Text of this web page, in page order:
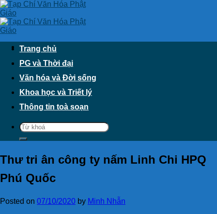
Skip
to
content
Trang chủ
PG và Thời đại
Văn hóa và Đời sống
Khoa học và Triết lý
Thông tin toà soạn
Thư tri ân công ty nấm Linh Chi HPQ
Phú Quốc
Posted on 07/10/2020 by Minh Nhẫn